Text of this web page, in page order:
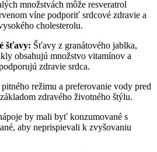
množstvách môže resveratrol
víne podporiť srdcové zdravie a
cholesterolu.
⁤šťavy: Šťavy z granátového jablka,
⁤obsahujú‍ množstvo vitamínov a
zdravie​ srdca.
režimu ⁢a preferovanie ⁣vody pred
⁣zdravého životného štýlu.
by mali byť konzumované s
aby neprispievali k zvyšovaniu